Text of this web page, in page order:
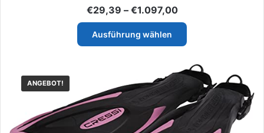
€29,39 – €1.097,00Preisspanne:
€29,39
€1.097,00
Ausführung wählen
Dieses
mehrere
Varianten
Die
Optionen
können
ANGEBOT!